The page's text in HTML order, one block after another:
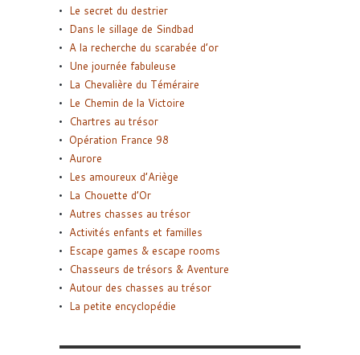
Le secret du destrier
Dans le sillage de Sindbad
A la recherche du scarabée d’or
Une journée fabuleuse
La Chevalière du Téméraire
Le Chemin de la Victoire
Chartres au trésor
Opération France 98
Aurore
Les amoureux d’Ariège
La Chouette d’Or
Autres chasses au trésor
Activités enfants et familles
Escape games & escape rooms
Chasseurs de trésors & Aventure
Autour des chasses au trésor
La petite encyclopédie